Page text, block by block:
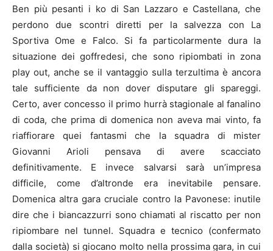
Ben più pesanti i ko di San Lazzaro e Castellana, che
perdono due scontri diretti per la salvezza con La
Sportiva Ome e Falco. Si fa particolarmente dura la
situazione dei goffredesi, che sono ripiombati in zona
play out, anche se il vantaggio sulla terzultima è ancora
tale sufficiente da non dover disputare gli spareggi.
Certo, aver concesso il primo hurrà stagionale al fanalino
di coda, che prima di domenica non aveva mai vinto, fa
riaffiorare quei fantasmi che la squadra di mister
Giovanni Arioli pensava di avere scacciato
definitivamente. E invece salvarsi sarà un’impresa
difficile, come d’altronde era inevitabile pensare.
Domenica altra gara cruciale contro la Pavonese: inutile
dire che i biancazzurri sono chiamati al riscatto per non
ripiombare nel tunnel. Squadra e tecnico (confermato
dalla società) si giocano molto nella prossima gara, in cui